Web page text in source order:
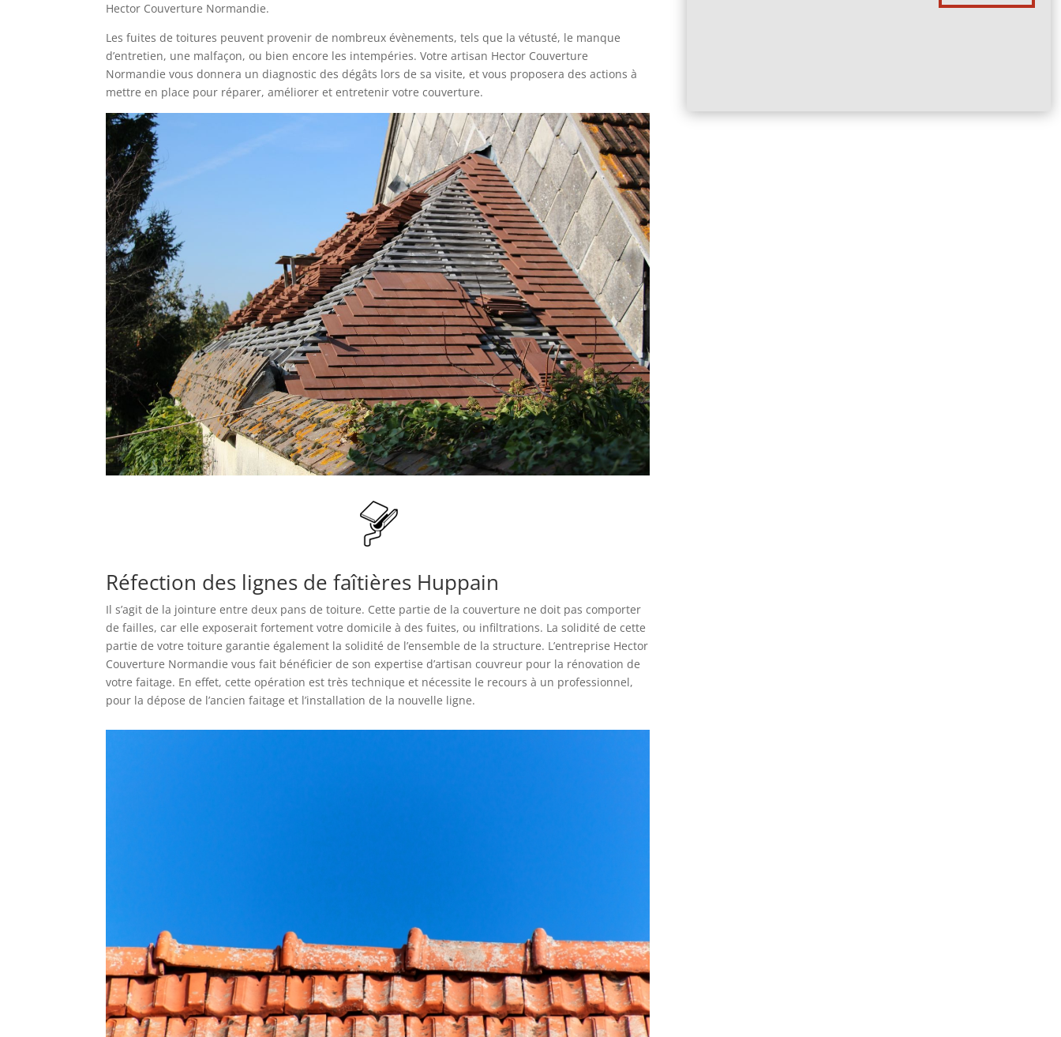
Hector Couverture Normandie.
Les fuites de toitures peuvent provenir de nombreux évènements, tels que la vétusté, le manque
d’entretien, une malfaçon, ou bien encore les intempéries. Votre artisan Hector Couverture
Normandie vous donnera un diagnostic des dégâts lors de sa visite, et vous proposera des actions à
mettre en place pour réparer, améliorer et entretenir votre couverture.
Réfection des lignes de faîtières Huppain
Il s’agit de la jointure entre deux pans de toiture. Cette partie de la couverture ne doit pas comporter
de failles, car elle exposerait fortement votre domicile à des fuites, ou infiltrations. La solidité de cette
partie de votre toiture garantie également la solidité de l’ensemble de la structure. L’entreprise Hector
Couverture Normandie vous fait bénéficier de son expertise d’artisan couvreur pour la rénovation de
votre faitage. En effet, cette opération est très technique et nécessite le recours à un professionnel,
pour la dépose de l’ancien faitage et l’installation de la nouvelle ligne.